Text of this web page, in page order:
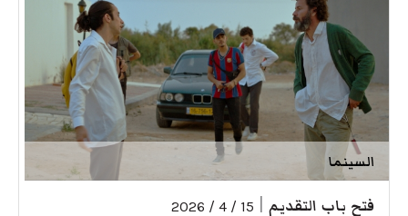
السينما
فتح باب التقديم 15 / 4 / 2026